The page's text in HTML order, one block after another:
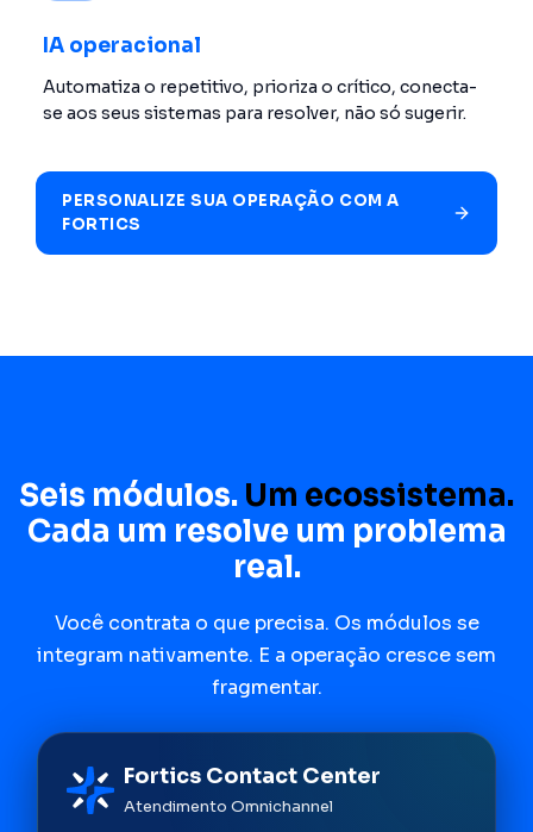
IA operacional
Automatiza o repetitivo, prioriza o crítico, conecta-
se aos seus sistemas para resolver, não só sugerir.
PERSONALIZE SUA OPERAÇÃO COM A
FORTICS
Seis módulos. Um ecossistema.
Cada um resolve um problema
real.
Você contrata o que precisa. Os módulos se
integram nativamente. E a operação cresce sem
fragmentar.
Fortics Contact Center
Atendimento Omnichannel